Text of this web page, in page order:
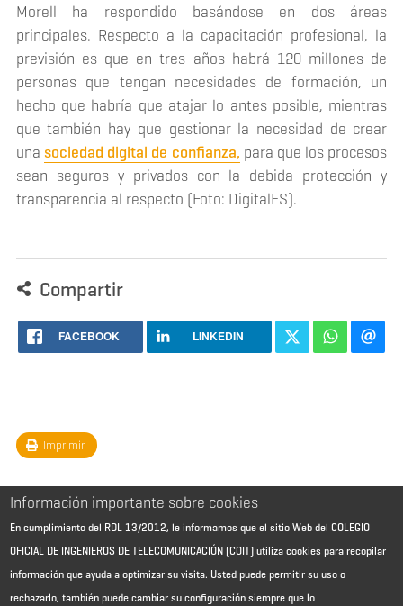
Morell ha respondido basándose en dos áreas
principales. Respecto a la capacitación profesional, la
previsión es que en tres años habrá 120 millones de
personas que tengan necesidades de formación, un
hecho que habría que atajar lo antes posible, mientras
que también hay que gestionar la necesidad de crear
una sociedad digital de confianza, para que los procesos
sean seguros y privados con la debida protección y
transparencia al respecto (Foto: DigitalES).
Compartir
FACEBOOK LINKEDIN
Imprimir
Información importante sobre cookies
En cumplimiento del RDL 13/2012, le informamos que el sitio Web del COLEGIO
OFICIAL DE INGENIEROS DE TELECOMUNICACIÓN (COIT) utiliza cookies para recopilar
información que ayuda a optimizar su visita. Usted puede permitir su uso o
rechazarlo, también puede cambiar su configuración siempre que lo